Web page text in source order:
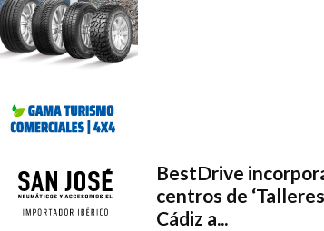
BestDrive
centros de
Cádiz a...